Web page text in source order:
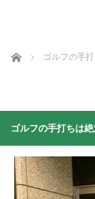
ホーム ゴルフの手
ゴルフの手打ちは